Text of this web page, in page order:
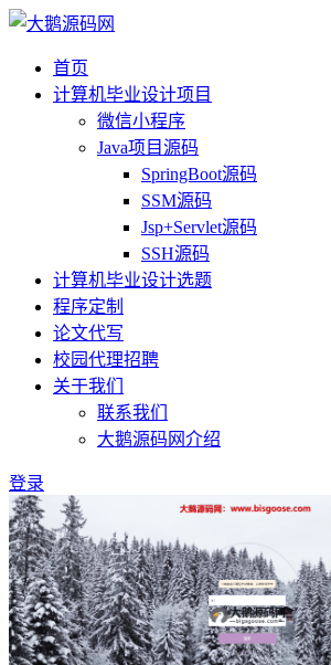
首页
计算机毕业设计项目
微信小程序
Java项目源码
SpringBoot源码
SSM源码
Jsp+Servlet源码
SSH源码
计算机毕业设计选题
程序定制
论文代写
校园代理招聘
关于我们
联系我们
大鹅源码网介绍
登录